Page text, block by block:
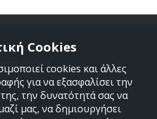
11
Αθήνα
Cookies
cookies και άλλες
για να εξασφαλίσει την
την δυνατότητά σας να
μας, να δημιουργήσει